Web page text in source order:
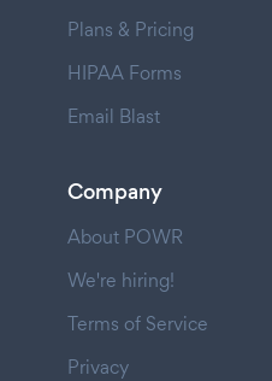
Plans & Pricing
HIPAA Forms
Email Blast
Company
About POWR
We're hiring!
Terms of Service
Privacy